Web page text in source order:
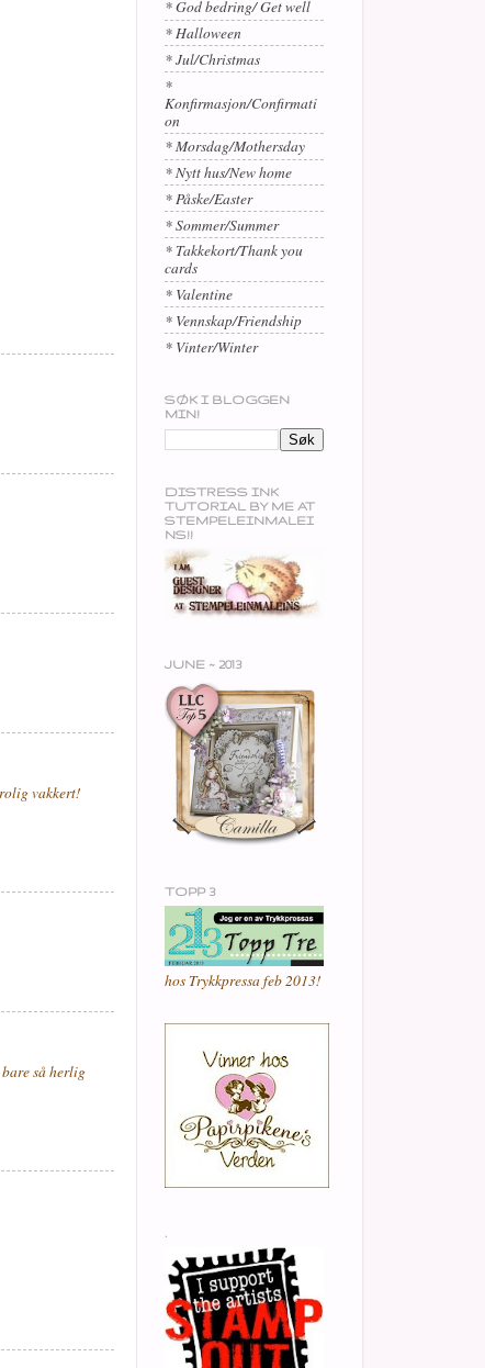
vakkert!
så herlig
* God bedring/ Get well
* Halloween
* Jul/Christmas
*
Konfirmasjon/Confirmati
on
* Morsdag/Mothersday
* Nytt hus/New home
* Påske/Easter
* Sommer/Summer
* Takkekort/Thank you
cards
* Valentine
* Vennskap/Friendship
* Vinter/Winter
SØK I BLOGGEN
MIN!
DISTRESS INK
TUTORIAL BY ME AT
STEMPELEINMALEI
NS!!
JUNE ~ 2013
TOPP 3
hos Trykkpressa feb 2013!